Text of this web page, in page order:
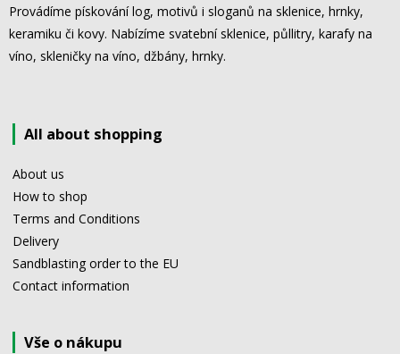
Provádíme pískování log, motivů i sloganů na sklenice, hrnky,
keramiku či kovy. Nabízíme svatební sklenice, půllitry, karafy na
víno, skleničky na víno, džbány, hrnky.
All about shopping
About us
How to shop
Terms and Conditions
Delivery
Sandblasting order to the EU
Contact information
Vše o nákupu